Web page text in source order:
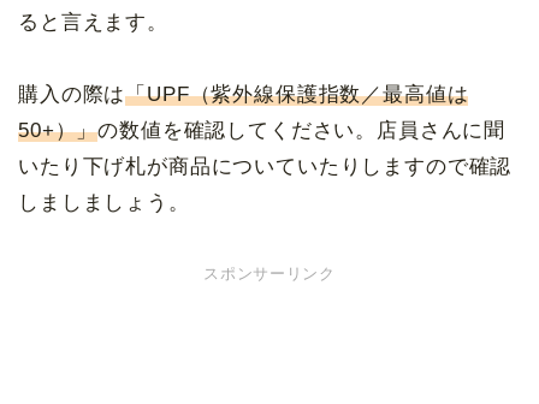
ると言えます。
購入の際は「UPF（紫外線保護指数／最高値は
50+）」の数値を確認してください。店員さんに聞
いたり下げ札が商品についていたりしますので確認
しましましょう。
スポンサーリンク